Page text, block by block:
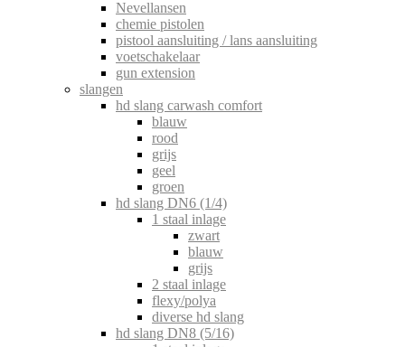
Nevellansen
chemie pistolen
pistool aansluiting / lans aansluiting
voetschakelaar
gun extension
slangen
hd slang carwash comfort
blauw
rood
grijs
geel
groen
hd slang DN6 (1/4)
1 staal inlage
zwart
blauw
grijs
2 staal inlage
flexy/polya
diverse hd slang
hd slang DN8 (5/16)